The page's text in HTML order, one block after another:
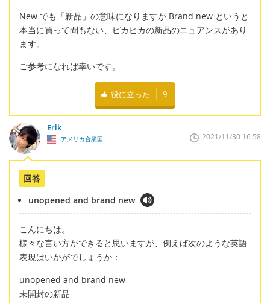
New でも「新品」の意味になりますが Brand new というと
本当に買って間もない、ピカピカの新品のニュアンスがあり
ます。
ご参考になれば幸いです。
役に立った 9
Erik
アメリカ合衆国 2021/11/30 16:58
回答
unopened and brand new
こんにちは。
様々な言い方ができると思いますが、例えば次のような英語
表現はいかがでしょうか：
unopened and brand new
未開封の新品